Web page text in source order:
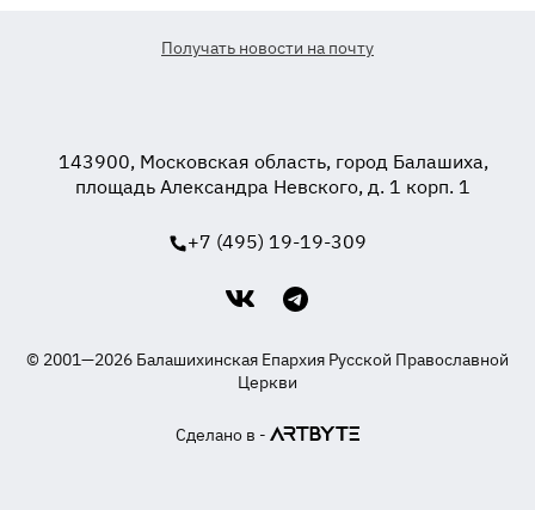
Получать новости на почту
143900, Московская область, город Балашиха,
площадь Александра Невского, д. 1 корп. 1
+7 (495) 19-19-309
© 2001—2026 Балашихинская Епархия Русской Православной
Церкви
Сделано в -